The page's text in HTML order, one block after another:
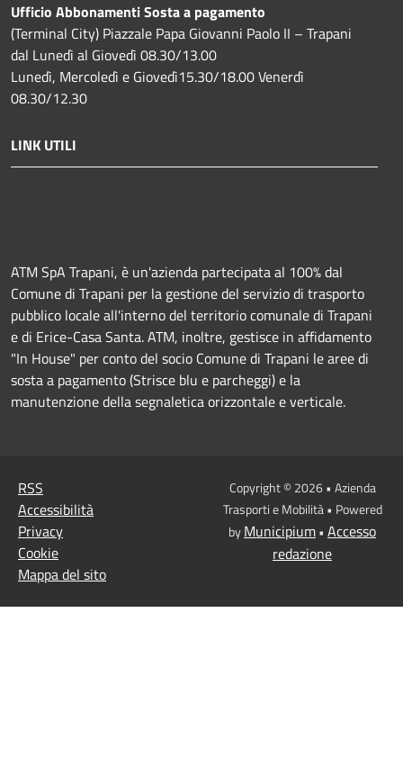
Ufficio Abbonamenti Sosta a pagamento
(Terminal City) Piazzale Papa Giovanni Paolo II – Trapani
dal Lunedì al Giovedì 08.30/13.00
Lunedì, Mercoledì e Giovedì15.30/18.00 Venerdì
08.30/12.30
LINK UTILI
ATM SpA Trapani, è un'azienda partecipata al 100% dal
Comune di Trapani per la gestione del servizio di trasporto
pubblico locale all'interno del territorio comunale di Trapani
e di Erice-Casa Santa. ATM, inoltre, gestisce in affidamento
"In House" per conto del socio Comune di Trapani le aree di
sosta a pagamento (Strisce blu e parcheggi) e la
manutenzione della segnaletica orizzontale e verticale.
RSS
Accessibilità
Privacy
Cookie
Mappa del sito
Copyright © 2026 • Azienda
Trasporti e Mobilità • Powered
byMunicipium• Accesso
redazione